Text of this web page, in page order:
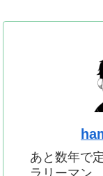
あと数年で